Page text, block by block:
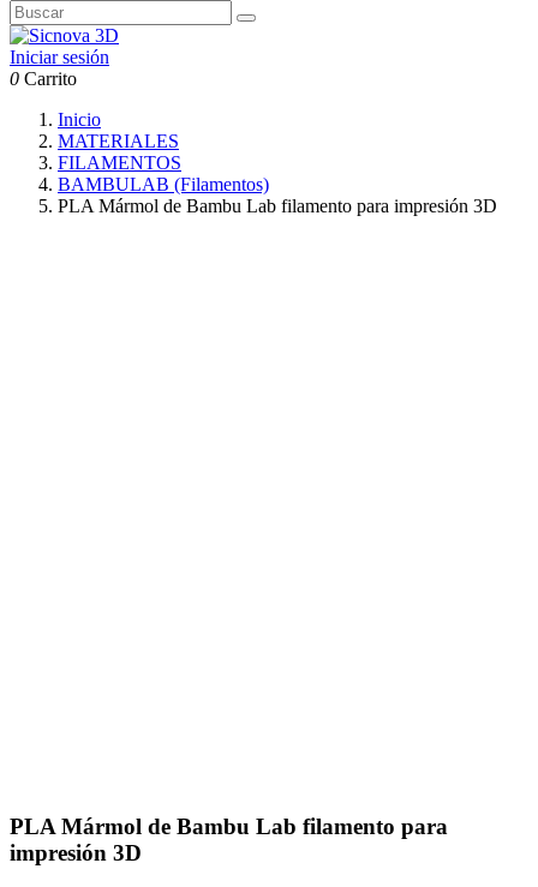
Iniciar sesión
0 Carrito
Inicio
MATERIALES
FILAMENTOS
BAMBULAB (Filamentos)
PLA Mármol de Bambu Lab filamento para impresión 3D
PLA Mármol de Bambu Lab filamento para
impresión 3D